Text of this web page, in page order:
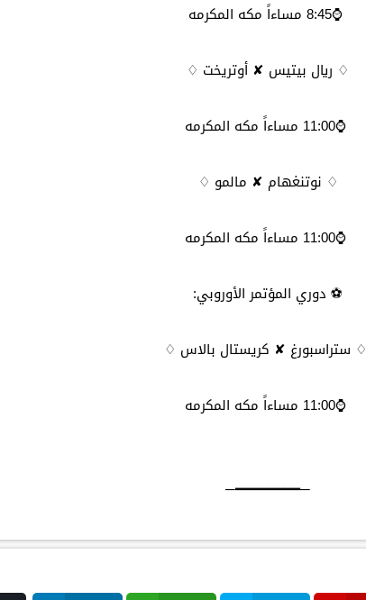
⌚️8:45 مساءاً مكه المكرمه
♢ ريال بيتيس ✘ أوتريخت ♢
⌚️11:00 مساءاً مكه المكرمه
♢ نوتنغهام ✘ مالمو ♢
⌚️11:00 مساءاً مكه المكرمه
⚽ دوري المؤتمر الأوروبي:
♢ ستراسبورغ ✘ كريستال بالاس ♢
⌚️11:00 مساءاً مكه المكرمه
─━━━━━━━━─